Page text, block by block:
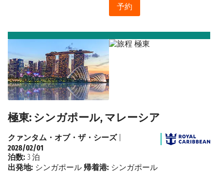
予約
極東: シンガポール, マレーシア
クァンタム・オブ・ザ・シーズ|
2028/02/01
泊数: 3 泊
出発地: シンガポール 帰着港: シンガポール